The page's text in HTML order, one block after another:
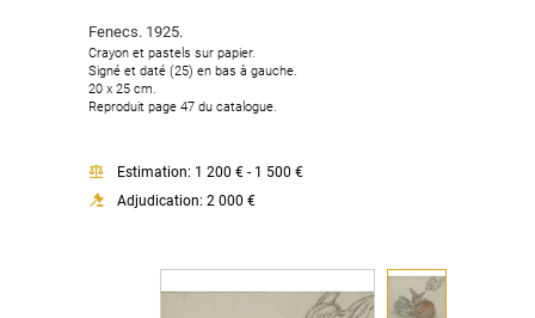
Fenecs. 1925.
Crayon et pastels sur papier.
Signé et daté (25) en bas à gauche.
20 x 25 cm.
Reproduit page 47 du catalogue.
Estimation: 1 200 € - 1 500 €
Adjudication: 2 000 €